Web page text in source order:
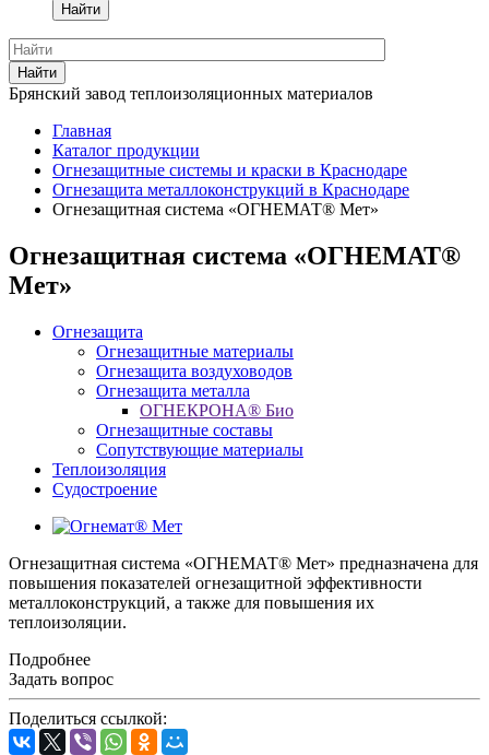
Найти
Найти
Брянский завод теплоизоляционных материалов
Главная
Каталог продукции
Огнезащитные системы и краски в Краснодаре
Огнезащита металлоконструкций в Краснодаре
Огнезащитная система «ОГНЕМАТ® Мет»
Огнезащитная система «ОГНЕМАТ®
Мет»
Огнезащита
Огнезащитные материалы
Огнезащита воздуховодов
Огнезащита металлa
ОГНЕКРОНА® Био
Огнезащитные составы
Сопутствующие материалы
Теплоизоляция
Судостроение
Огнезащитная система «ОГНЕМАТ® Мет» предназначена для
повышения показателей огнезащитной эффективности
металлоконструкций, а также для повышения их
теплоизоляции.
Подробнее
Задать вопрос
Поделиться ссылкой: